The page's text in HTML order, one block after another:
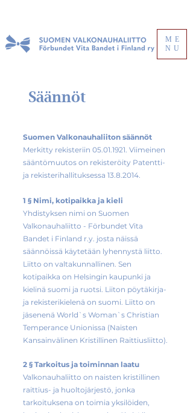
ME
NU
Säännöt
Suomen Valkonauhaliiton säännöt
Merkitty rekisteriin 05.01.1921. Viimeinen
sääntömuutos on rekisteröity Patentti-
ja rekisterihallituksessa 13.8.2014.
1 § Nimi, kotipaikka ja kieli
Yhdistyksen nimi on Suomen
Valkonauhaliitto - Förbundet Vita
Bandet i Finland r.y. josta näissä
säännöissä käytetään lyhennystä liitto.
Liitto on valtakunnallinen. Sen
kotipaikka on Helsingin kaupunki ja
kielinä suomi ja ruotsi. Liiton pöytäkirja-
ja rekisterikielenä on suomi. Liitto on
jäsenenä World`s Woman`s Christian
Temperance Unionissa (Naisten
Kansainvälinen Kristillinen Raittiusliitto).
2 § Tarkoitus ja toiminnan laatu
Valkonauhaliitto on naisten kristillinen
raittius- ja huoltojärjestö, jonka
tarkoituksena on toimia yksilöiden,